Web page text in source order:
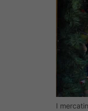
I